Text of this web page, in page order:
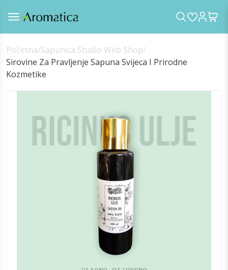
Početna/Sapunica Studio Web Shop/
Sirovine Za Pravljenje Sapuna Svijeca I Prirodne
Kozmetike